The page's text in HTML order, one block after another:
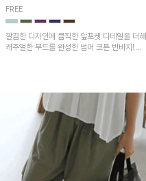
FREE
깔끔한 디자인에 큼직한 앞포켓 디테일을 더해
캐주얼한 무드를 완성한 썸머 코튼 반바지! 허